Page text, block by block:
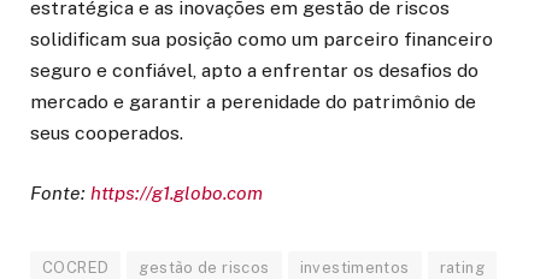
estratégica e as inovações em gestão de riscos
solidificam sua posição como um parceiro financeiro
seguro e confiável, apto a enfrentar os desafios do
mercado e garantir a perenidade do patrimônio de
seus cooperados.
Fonte: https://g1.globo.com
COCRED gestão de riscos investimentos rating